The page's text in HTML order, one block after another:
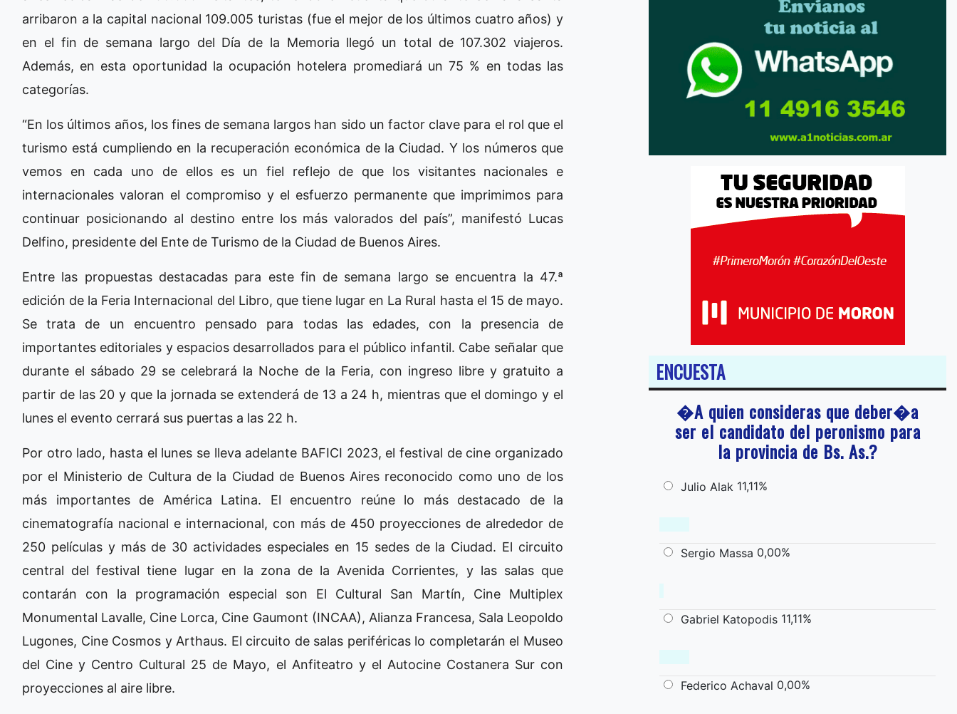
arribaron a la capital nacional 109.005 turistas (fue el mejor de los últimos cuatro años) y
en el fin de semana largo del Día de la Memoria llegó un total de 107.302 viajeros.
Además, en esta oportunidad la ocupación hotelera promediará un 75 % en todas las
categorías.
“En los últimos años, los fines de semana largos han sido un factor clave para el rol que el
turismo está cumpliendo en la recuperación económica de la Ciudad. Y los números que
vemos en cada uno de ellos es un fiel reflejo de que los visitantes nacionales e
internacionales valoran el compromiso y el esfuerzo permanente que imprimimos para
continuar posicionando al destino entre los más valorados del país”, manifestó Lucas
Delfino, presidente del Ente de Turismo de la Ciudad de Buenos Aires.
Entre las propuestas destacadas para este fin de semana largo se encuentra la 47.ª
edición de la Feria Internacional del Libro, que tiene lugar en La Rural hasta el 15 de mayo.
Se trata de un encuentro pensado para todas las edades, con la presencia de
importantes editoriales y espacios desarrollados para el público infantil. Cabe señalar que
durante el sábado 29 se celebrará la Noche de la Feria, con ingreso libre y gratuito a
partir de las 20 y que la jornada se extenderá de 13 a 24 h, mientras que el domingo y el
lunes el evento cerrará sus puertas a las 22 h.
Por otro lado, hasta el lunes se lleva adelante BAFICI 2023, el festival de cine organizado
por el Ministerio de Cultura de la Ciudad de Buenos Aires reconocido como uno de los
más importantes de América Latina. El encuentro reúne lo más destacado de la
cinematografía nacional e internacional, con más de 450 proyecciones de alrededor de
250 películas y más de 30 actividades especiales en 15 sedes de la Ciudad. El circuito
central del festival tiene lugar en la zona de la Avenida Corrientes, y las salas que
contarán con la programación especial son El Cultural San Martín, Cine Multiplex
Monumental Lavalle, Cine Lorca, Cine Gaumont (INCAA), Alianza Francesa, Sala Leopoldo
Lugones, Cine Cosmos y Arthaus. El circuito de salas periféricas lo completarán el Museo
del Cine y Centro Cultural 25 de Mayo, el Anfiteatro y el Autocine Costanera Sur con
proyecciones al aire libre.
ENCUESTA
�A quien consideras que deber�a
ser el candidato del peronismo para
la provincia de Bs. As.?
Julio Alak 11,11%
Sergio Massa 0,00%
Gabriel Katopodis 11,11%
Federico Achaval 0,00%